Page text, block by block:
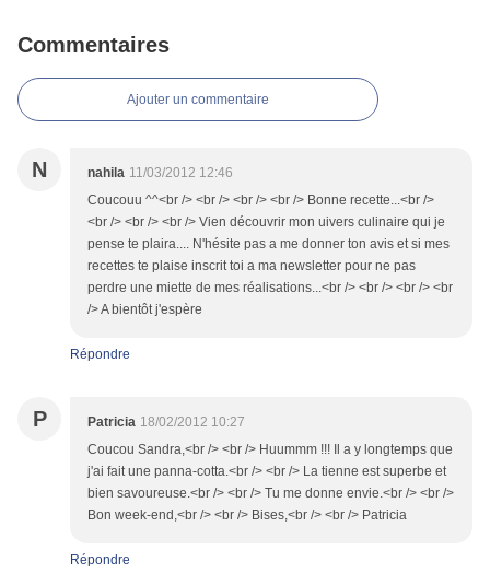
Commentaires
Ajouter un commentaire
N nahila 11/03/2012 12:46
Coucouu ^^<br /> <br /> <br /> <br /> Bonne recette...<br />
<br /> <br /> <br /> Vien découvrir mon uivers culinaire qui je
pense te plaira.... N'hésite pas a me donner ton avis et si mes
recettes te plaise inscrit toi a ma newsletter pour ne pas
perdre une miette de mes réalisations...<br /> <br /> <br /> <br
/> A bientôt j'espère
Répondre
P Patricia 18/02/2012 10:27
Coucou Sandra,<br /> <br /> Huummm !!! Il a y longtemps que
j'ai fait une panna-cotta.<br /> <br /> La tienne est superbe et
bien savoureuse.<br /> <br /> Tu me donne envie.<br /> <br />
Bon week-end,<br /> <br /> Bises,<br /> <br /> Patricia
Répondre